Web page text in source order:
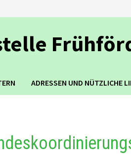
ADRESSEN UND NÜTZLICHE